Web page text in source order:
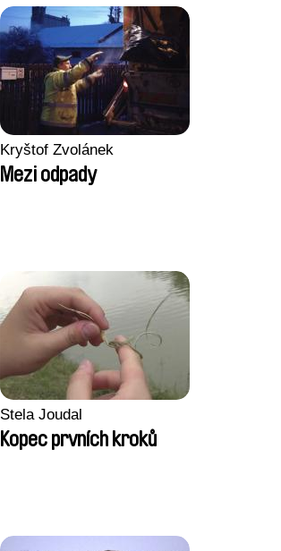
Kryštof Zvolánek
Mezi odpady
Stela Joudal
Kopec prvních kroků